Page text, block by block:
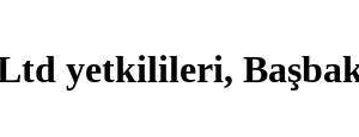
yetkilileri,